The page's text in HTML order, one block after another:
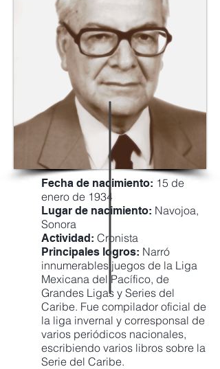
Fecha de nacimiento: 15 de
enero de 1934
Lugar de nacimiento: Navojoa,
Sonora
Actividad: Cronista
Principales logros: Narró
innumerables juegos de la Liga
Mexicana del Pacífico, de
Grandes Ligas y Series del
Caribe. Fue compilador oficial de
la liga invernal y corresponsal de
varios periódicos nacionales,
escribiendo varios libros sobre la
Serie del Caribe.